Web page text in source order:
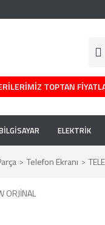
TOPTAN
ELEKTRİK
Telefon Ekranı